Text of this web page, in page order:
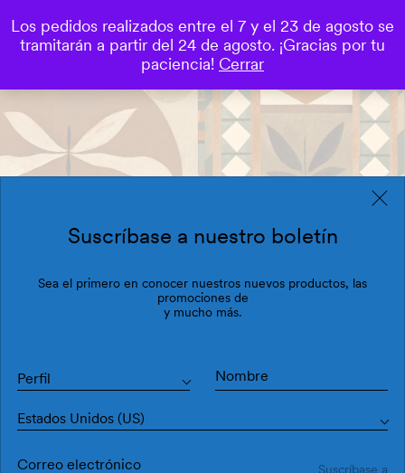
0
Suscríbase a nuestro boletín
Sea el primero en conocer nuestros nuevos productos, las
promociones de
y mucho más.
Perfil
Estados Unidos (US)
Los pedidos realizados entre el 7 y el 23 de agosto se
tramitarán a partir del 24 de agosto. ¡Gracias por tu
paciencia! Cerrar